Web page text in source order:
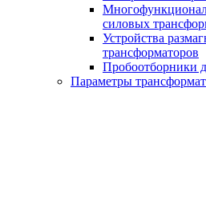
силовых
Устройства
трансформаторов
Пробоотборники
Параметры